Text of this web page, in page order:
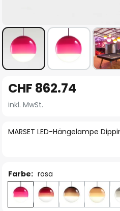
Anfang
der
springen
MARSET LED-Hängelampe
CHF 862.74
inkl. MwSt.
Farbe: rosa